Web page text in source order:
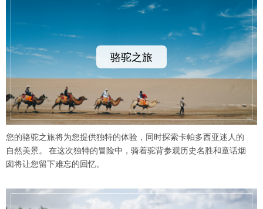
骆驼之旅
您的骆驼之旅将为您提供独特的体验，同时探索卡帕多西亚迷人的
自然美景。 在这次独特的冒险中，骑着驼背参观历史名胜和童话烟
囱将让您留下难忘的回忆。